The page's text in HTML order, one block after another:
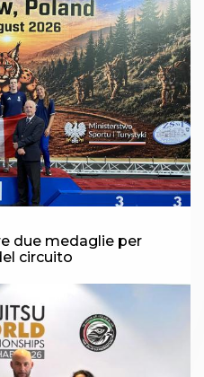
due medaglie per
circuito